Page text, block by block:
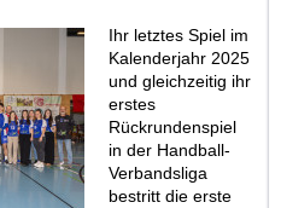
Ihr letztes Spiel im
Kalenderjahr 2025
und gleichzeitig ihr
erstes
Rückrundenspiel
in der Handball-
Verbandsliga
bestritt die erste